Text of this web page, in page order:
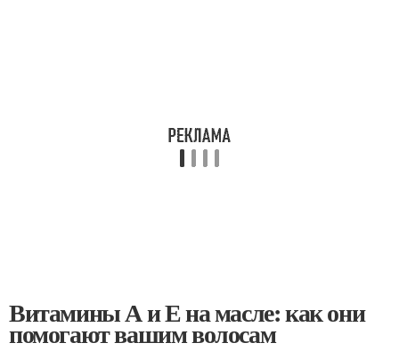
Витамины А и Е на масле: как они
помогают вашим волосам